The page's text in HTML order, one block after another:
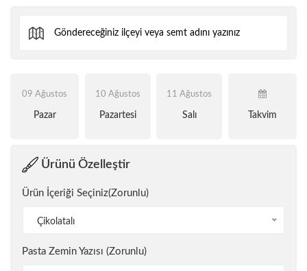
09 Ağustos
Pazar
10 Ağustos
Pazartesi
11 Ağustos
Salı Takvim
Ürünü Özelleştir
Ürün İçeriği Seçiniz(Zorunlu)
Çikolatalı
Pasta Zemin Yazısı (Zorunlu)